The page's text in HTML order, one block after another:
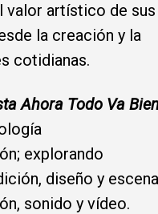
valor artístico de sus
la creación y la
cotidianas.
Ahora Todo Va
explorando
diseño y escena
sonido y vídeo.